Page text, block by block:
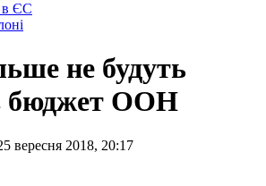
в ЄС
не будуть
бюджет ООН
вересня 2018, 20:17